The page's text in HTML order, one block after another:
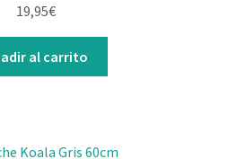
19,95€
al carrito